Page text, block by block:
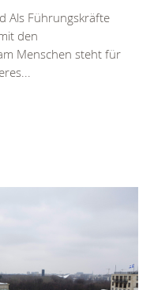
Als Führungskräfte
den
Menschen steht für